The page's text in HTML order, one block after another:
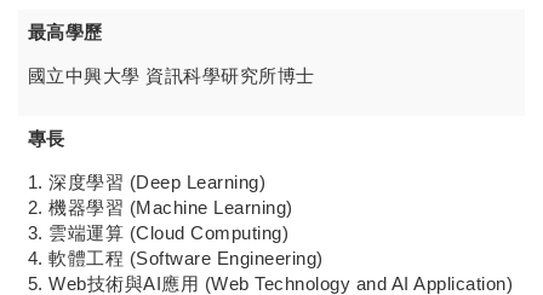
最高學歷
國立中興大學 資訊科學研究所博士
專長
1. 深度學習 (Deep Learning)
2. 機器學習 (Machine Learning)
3. 雲端運算 (Cloud Computing)
4. 軟體工程 (Software Engineering)
5. Web技術與AI應用 (Web Technology and AI Application)